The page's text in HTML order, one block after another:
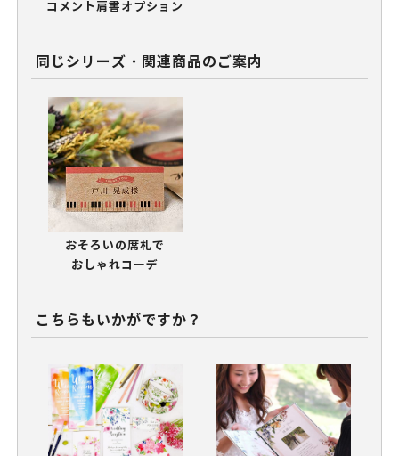
コメント肩書オプション
同じシリーズ・関連商品のご案内
おそろいの席札で
おしゃれコーデ
こちらもいかがですか？